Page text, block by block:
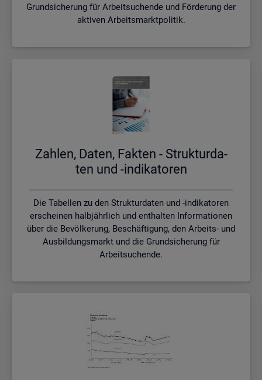
Grundsicherung für Arbeitsuchende und Förderung der
aktiven Arbeitsmarktpolitik.
Zah­len, Daten, Fak­ten - Struk­tur­da­
ten und -in­di­ka­to­ren
Die Tabellen zu den Strukturdaten und -indikatoren
erscheinen halbjährlich und enthalten Informationen
über die Bevölkerung, Beschäftigung, den Arbeits- und
Ausbildungsmarkt und die Grundsicherung für
Arbeitsuchende.